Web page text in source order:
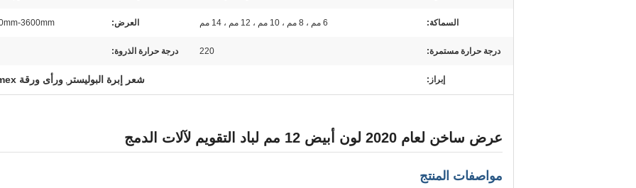
السماكة: 6 مم ، 8 مم ، 10 مم ، 12 مم ، 14 مم العرض: 3600mm
درجة حرارة مستمرة: 220 درجة حرارة الذروة:
إبراز: شعر إبرة البوليستر , ورأى ورقة nomex
عرض ساخن لعام 2020 لون أبيض 12 مم لباد التقويم لآلات الدمج
مواصفات المنتج